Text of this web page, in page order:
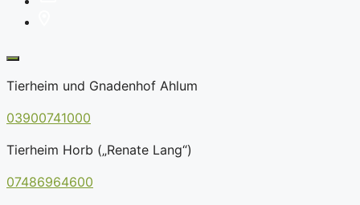
Tierheim und Gnadenhof Ahlum
03900741000
Tierheim Horb („Renate Lang“)
07486964600